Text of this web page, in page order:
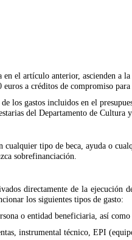
el artículo anterior, ascienden a
a créditos de compromiso para
los gastos incluidos en el
del Departamento de Cultura
tipo de beca, ayuda o
sobrefinanciación.
directamente de la
los siguientes tipos de gasto:
o entidad beneficiaria, así
instrumental técnico, EPI